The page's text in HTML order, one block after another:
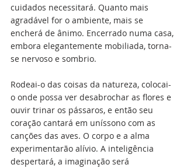
cuidados necessitará. Quanto mais
agradável for o ambiente, mais se
encherá de ânimo. Encerrado numa casa,
embora elegantemente mobiliada, torna-
se nervoso e sombrio.
Rodeai-o das coisas da natureza, colocai-
o onde possa ver desabrochar as flores e
ouvir trinar os pássaros, e então seu
coração cantará em uníssono com as
canções das aves. O corpo e a alma
experimentarão alívio. A inteligência
despertará, a imaginação será